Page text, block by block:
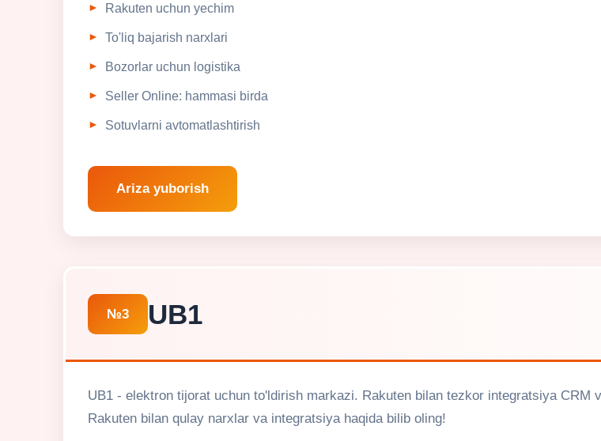
Rakuten uchun yechim
To'liq bajarish narxlari
Bozorlar uchun logistika
Seller Online: hammasi birda
Sotuvlarni avtomatlashtirish
Ariza yuborish
№3 UB1
UB1 - elektron tijorat uchun to'ldirish markazi. Rakuten bilan tezkor integratsiya
Rakuten bilan qulay narxlar va integratsiya haqida bilib oling!